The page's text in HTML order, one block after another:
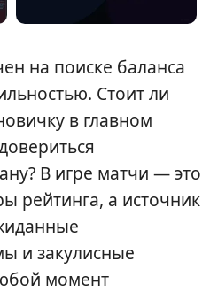
на поиске баланса
Стоит ли
в главном
В игре матчи — это
рейтинга, а источник
и закулисные
момент